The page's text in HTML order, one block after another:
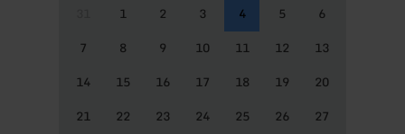
1 2 3 4 5
6
7
8 9 10 11 12
13
14
15 16 17 18 19
20
21
22 23 24 25 26
27